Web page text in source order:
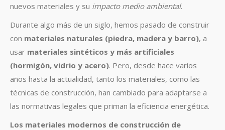
nuevos materiales y su impacto medio ambiental.
Durante algo más de un siglo, hemos pasado de construir
con materiales naturales (piedra, madera y barro), a
usar materiales sintéticos y más artificiales
(hormigón, vidrio y acero). Pero, desde hace varios
años hasta la actualidad, tanto los materiales, como las
técnicas de construcción, han cambiado para adaptarse a
las normativas legales que priman la eficiencia energética.
Los materiales modernos de construcción de